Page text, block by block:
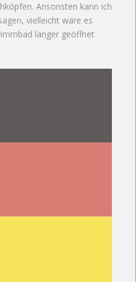
Ansonsten kann ich
vielleicht wäre es
länger geöffnet